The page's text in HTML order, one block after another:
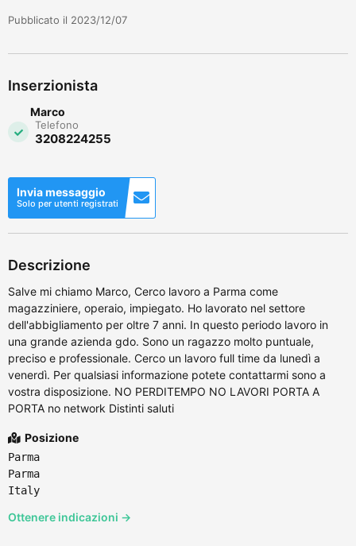
Pubblicato il 2023/12/07
Inserzionista
Marco
Telefono
3208224255
Invia messaggio
Solo per utenti registrati
Descrizione
Salve mi chiamo Marco, Cerco lavoro a Parma come
magazziniere, operaio, impiegato. Ho lavorato nel settore
dell'abbigliamento per oltre 7 anni. In questo periodo lavoro in
una grande azienda gdo. Sono un ragazzo molto puntuale,
preciso e professionale. Cerco un lavoro full time da lunedì a
venerdì. Per qualsiasi informazione potete contattarmi sono a
vostra disposizione. NO PERDITEMPO NO LAVORI PORTA A
PORTA no network Distinti saluti
Posizione
Parma
Parma
Italy
Ottenere indicazioni →